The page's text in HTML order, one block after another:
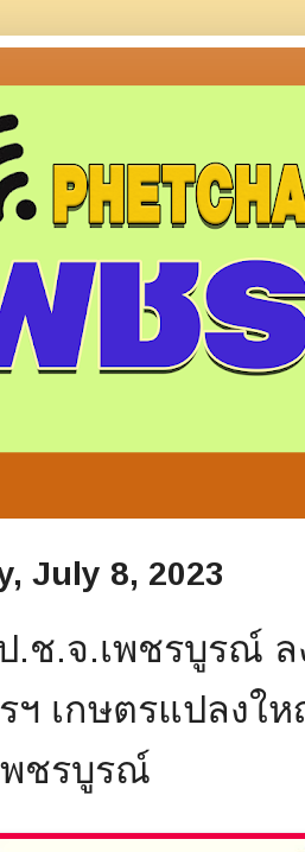
July 8, 2023
ช.จ.เพชรบูรณ์
ฯ เกษตรแปลงใ
ชรบูรณ์